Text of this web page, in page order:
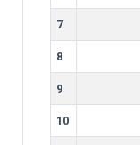
7
8
9
10